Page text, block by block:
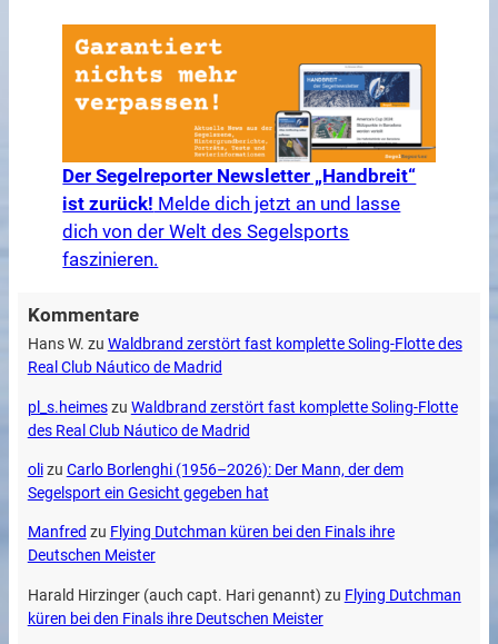
Der Segelreporter Newsletter „Handbreit“
ist zurück! Melde dich jetzt an und lasse
dich von der Welt des Segelsports
faszinieren.
Kommentare
Hans W. zu Waldbrand zerstört fast komplette Soling-Flotte des
Real Club Náutico de Madrid
pl_s.heimeszu Waldbrand zerstört fast komplette Soling-Flotte
des Real Club Náutico de Madrid
olizu Carlo Borlenghi (1956–2026): Der Mann, der dem
Segelsport ein Gesicht gegeben hat
Manfred zu Flying Dutchman küren bei den Finals ihre
Deutschen Meister
Harald Hirzinger (auch capt. Hari genannt) zu Flying Dutchman
küren bei den Finals ihre Deutschen Meister